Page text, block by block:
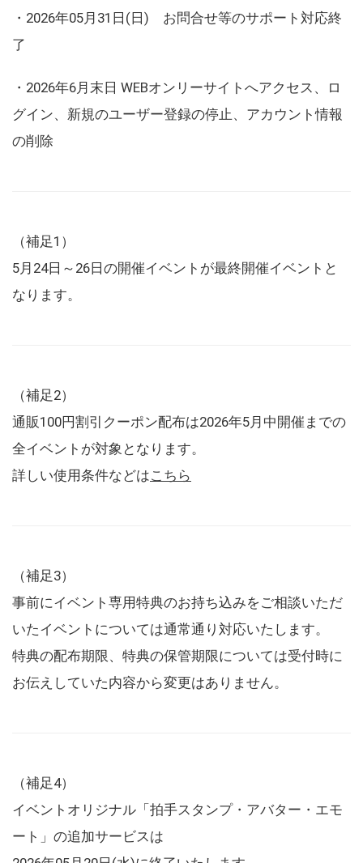
・2026年05月31日(日) お問合せ等のサポート対応終
了
・2026年6月末日 WEBオンリーサイトへアクセス、ロ
グイン、新規のユーザー登録の停止、アカウント情報
の削除
（補足1）
5月24日～26日の開催イベントが最終開催イベントと
なります。
（補足2）
通販100円割引クーポン配布は2026年5月中開催までの
全イベントが対象となります。
詳しい使用条件などはこちら
（補足3）
事前にイベント専用特典のお持ち込みをご相談いただ
いたイベントについては通常通り対応いたします。
特典の配布期限、特典の保管期限については受付時に
お伝えしていた内容から変更はありません。
（補足4）
イベントオリジナル「拍手スタンプ・アバター・エモ
ート」の追加サービスは